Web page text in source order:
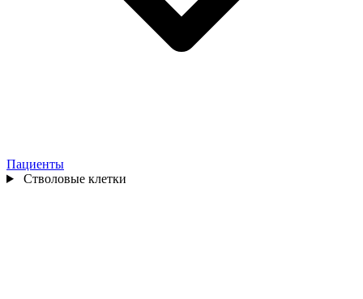
Пациенты
Стволовые клетки